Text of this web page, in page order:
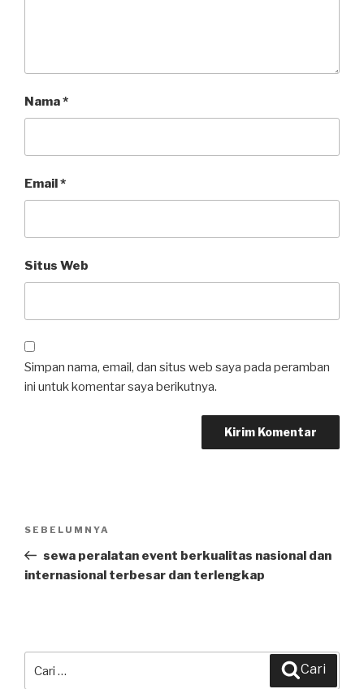
Nama*
Email*
Situs Web
Simpan nama, email, dan situs web saya pada peramban
ini untuk komentar saya berikutnya.
Pos
Sebelumnya
SEBELUMNYA
sewa peralatan event berkualitas nasional dan
internasional terbesar dan terlengkap
Cari